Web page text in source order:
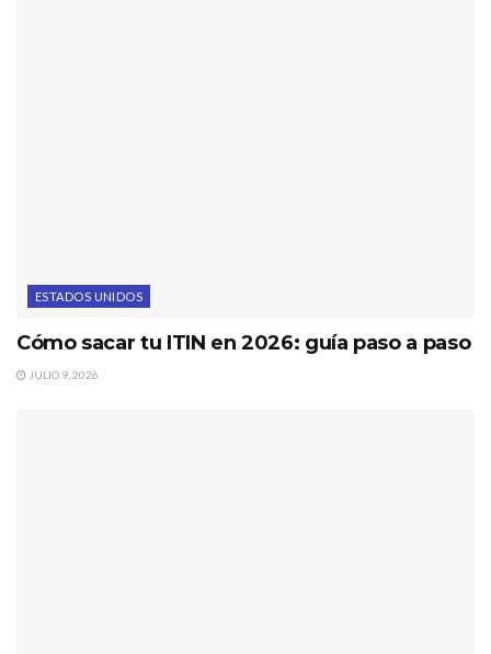
ESTADOS UNIDOS
Cómo sacar tu ITIN en 2026: guía paso a paso
JULIO 9, 2026